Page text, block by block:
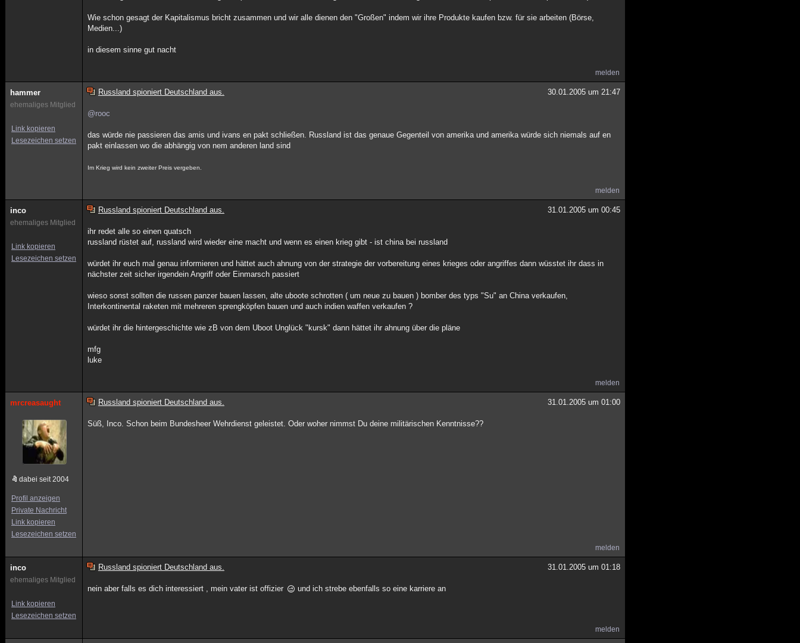
Wie schon gesagt der Kapitalismus bricht zusammen und wir alle dienen den "Großen" indem wir ihre Produkte kaufen bzw. für sie arbeiten (Börse,
Medien...)
in diesem sinne gut nacht
melden
hammer
ehemaliges Mitglied
Link kopieren
Lesezeichen setzen
Russland spioniert Deutschland aus. 30.01.2005 um 21:47
@rooc
das würde nie passieren das amis und ivans en pakt schließen. Russland ist das genaue Gegenteil von amerika und amerika würde sich niemals auf en
pakt einlassen wo die abhängig von nem anderen land sind
Im Krieg wird kein zweiter Preis vergeben.
melden
inco
ehemaliges Mitglied
Link kopieren
Lesezeichen setzen
Russland spioniert Deutschland aus. 31.01.2005 um 00:45
ihr redet alle so einen quatsch
russland rüstet auf, russland wird wieder eine macht und wenn es einen krieg gibt - ist china bei russland
würdet ihr euch mal genau informieren und hättet auch ahnung von der strategie der vorbereitung eines krieges oder angriffes dann wüsstet ihr dass in
nächster zeit sicher irgendein Angriff oder Einmarsch passiert
wieso sonst sollten die russen panzer bauen lassen, alte uboote schrotten ( um neue zu bauen ) bomber des typs "Su" an China verkaufen,
Interkontinental raketen mit mehreren sprengköpfen bauen und auch indien waffen verkaufen ?
würdet ihr die hintergeschichte wie zB von dem Uboot Unglück "kursk" dann hättet ihr ahnung über die pläne
mfg
luke
melden
mrcreasaught
dabei seit 2004
Profil anzeigen
Private Nachricht
Link kopieren
Lesezeichen setzen
Russland spioniert Deutschland aus. 31.01.2005 um 01:00
Süß, Inco. Schon beim Bundesheer Wehrdienst geleistet. Oder woher nimmst Du deine militärischen Kenntnisse??
melden
inco
ehemaliges Mitglied
Link kopieren
Lesezeichen setzen
Russland spioniert Deutschland aus. 31.01.2005 um 01:18
nein aber falls es dich interessiert , mein vater ist offizier und ich strebe ebenfalls so eine karriere an
melden